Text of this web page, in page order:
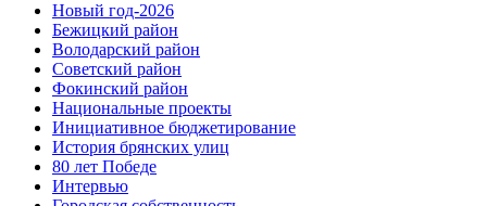
Новый год-2026
Бежицкий район
Володарский район
Советский район
Фокинский район
Национальные проекты
Инициативное бюджетирование
История брянских улиц
80 лет Победе
Интервью